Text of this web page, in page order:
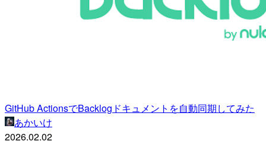
GitHub ActionsでBacklogドキュメントを自動同期してみた
あかいけ
2026.02.02